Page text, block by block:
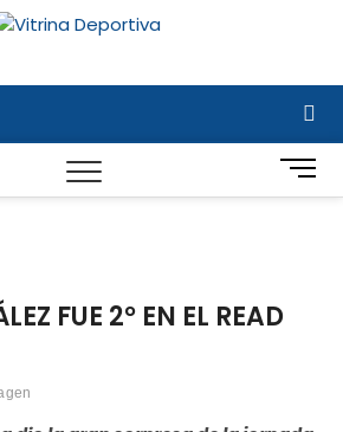
INTERNACIONAL
B
o
ú
FUE 2° EN EL READ